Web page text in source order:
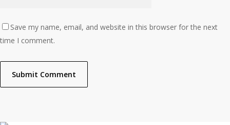
Save my name, email, and website in this browser for the next
time I comment.